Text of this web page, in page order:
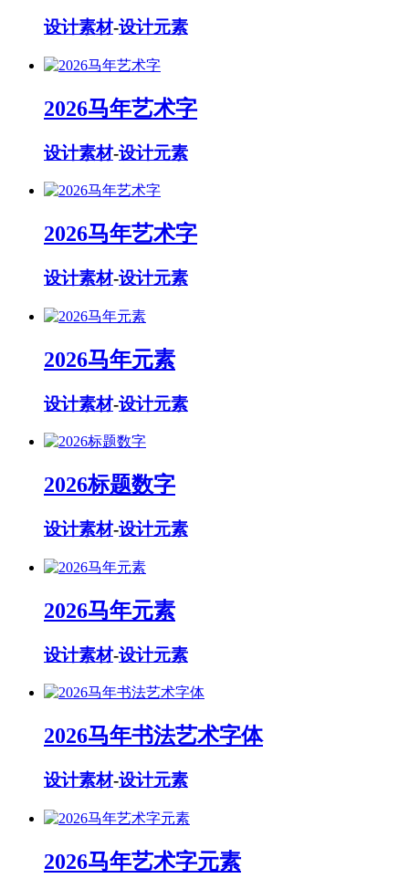
设计素材-设计元素
2026马年艺术字
设计素材-设计元素
2026马年艺术字
设计素材-设计元素
2026马年元素
设计素材-设计元素
2026标题数字
设计素材-设计元素
2026马年元素
设计素材-设计元素
2026马年书法艺术字体
设计素材-设计元素
2026马年艺术字元素